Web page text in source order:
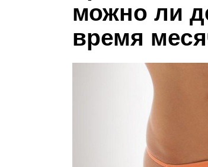
можно ли
время